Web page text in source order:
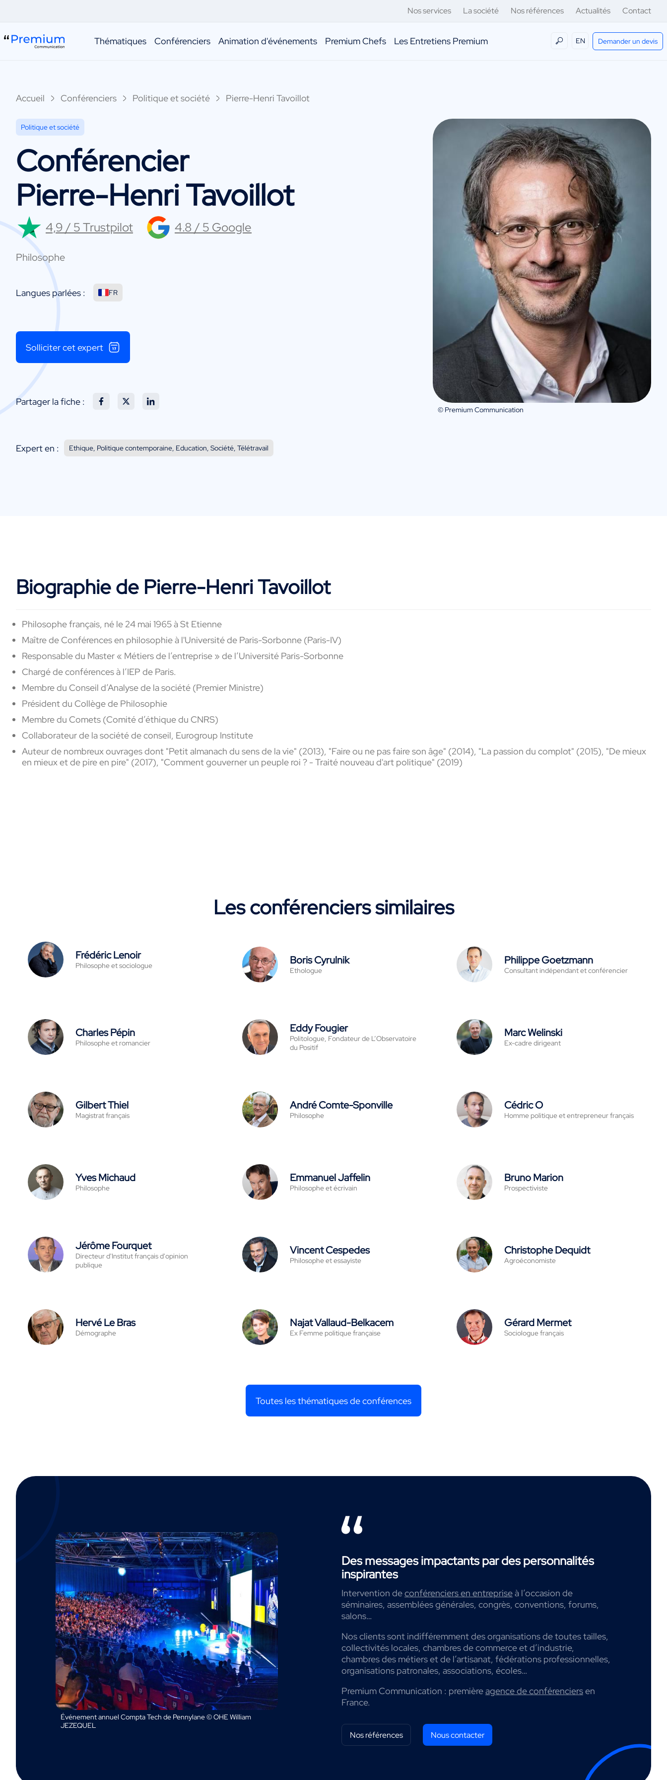
Nos services La société Nos références Actualités Contact
Thématiques Conférenciers Animation d'événements Premium Chefs Les Entretiens Premium EN Demander un devis
Accueil Conférenciers Politique et société Pierre-Henri Tavoillot
© Premium Communication
Politique et société
Conférencier
Pierre-Henri Tavoillot
4,9 / 5 Trustpilot 4.8 / 5 Google
Philosophe
Langues parlées : FR
Solliciter cet expert
Partager la fiche :
Expert en : Ethique, Politique contemporaine, Education, Société, Télétravail
Biographie de Pierre-Henri Tavoillot
Philosophe français, né le 24 mai 1965 à St Etienne
Maître de Conférences en philosophie à l'Université de Paris-Sorbonne (Paris-IV)
Responsable du Master « Métiers de l’entreprise » de l’Université Paris-Sorbonne
Chargé de conférences à l’IEP de Paris.
Membre du Conseil d’Analyse de la société (Premier Ministre)
Président du Collège de Philosophie
Membre du Comets (Comité d’éthique du CNRS)
Collaborateur de la société de conseil, Eurogroup Institute
Auteur de nombreux ouvrages dont "Petit almanach du sens de la vie" (2013), "Faire ou ne pas faire son âge" (2014), "La passion du complot" (2015), "De mieux
en mieux et de pire en pire" (2017), "Comment gouverner un peuple roi ? - Traité nouveau d'art politique" (2019)
Les conférenciers similaires
Frédéric Lenoir
Philosophe et sociologue Boris Cyrulnik
Ethologue
Philippe Goetzmann
Consultant indépendant et conférencier
Charles Pépin
Philosophe et romancier
Eddy Fougier
Politologue, Fondateur de L’Observatoire
du Positif
Marc Welinski
Ex-cadre dirigeant
Gilbert Thiel
Magistrat français
André Comte-Sponville
Philosophe
Cédric O
Homme politique et entrepreneur français
Yves Michaud
Philosophe
Emmanuel Jaffelin
Philosophe et écrivain
Bruno Marion
Prospectiviste
Jérôme Fourquet
Directeur d'Institut français d'opinion
publique
Vincent Cespedes
Philosophe et essayiste
Christophe Dequidt
Agroéconomiste
Hervé Le Bras
Démographe
Najat Vallaud-Belkacem
Ex Femme politique française
Gérard Mermet
Sociologue français
Toutes les thématiques de conférences
Événement annuel Compta Tech de Pennylane © OHE William
JEZEQUEL
Des messages impactants par des personnalités
inspirantes
Intervention deconférenciers en entrepriseà l’occasion de
séminaires, assemblées générales, congrès, conventions, forums,
salons…
Nos clients sont indifféremment des organisations de toutes tailles,
collectivités locales, chambres de commerce et d’industrie,
chambres des métiers et de l’artisanat, fédérations professionnelles,
organisations patronales, associations, écoles…
Premium Communication : premièreagence de conférenciersen
France.
Nos références Nous contacter